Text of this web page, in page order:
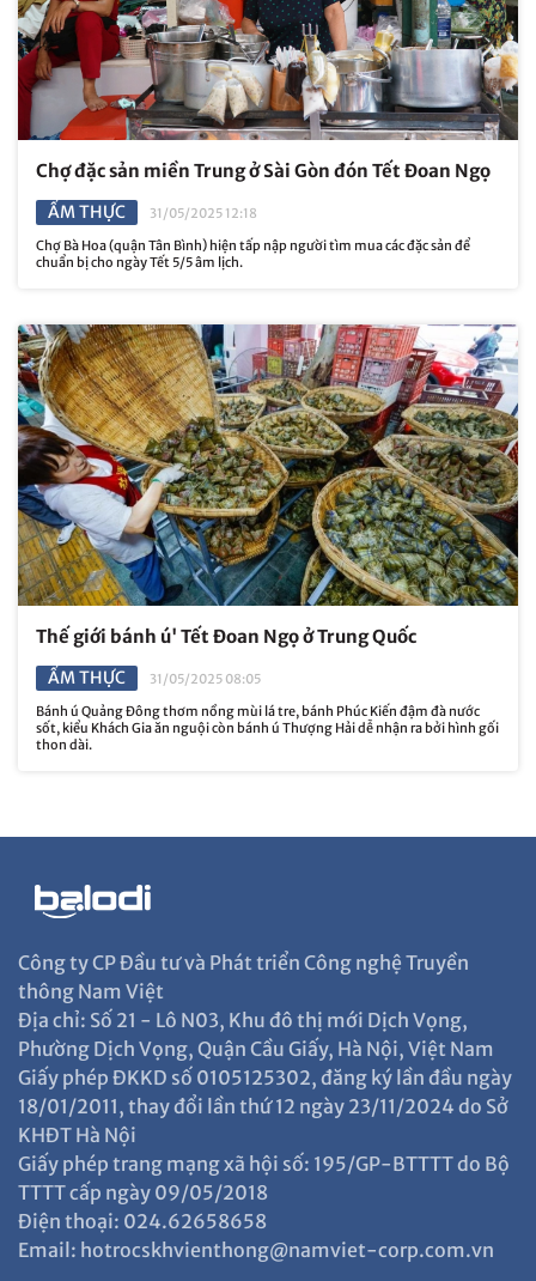
Chợ đặc sản miền Trung ở Sài Gòn đón Tết Đoan Ngọ
ẨM THỰC
31/05/2025 12:18
Chợ Bà Hoa (quận Tân Bình) hiện tấp nập người tìm mua các đặc sản để
chuẩn bị cho ngày Tết 5/5 âm lịch.
Thế giới bánh ú' Tết Đoan Ngọ ở Trung Quốc
ẨM THỰC
31/05/2025 08:05
Bánh ú Quảng Đông thơm nồng mùi lá tre, bánh Phúc Kiến đậm đà nước
sốt, kiểu Khách Gia ăn nguội còn bánh ú Thượng Hải dễ nhận ra bởi hình gối
thon dài.
Công ty CP Đầu tư và Phát triển Công nghệ Truyền
thông Nam Việt
Địa chỉ: Số 21 - Lô N03, Khu đô thị mới Dịch Vọng,
Phường Dịch Vọng, Quận Cầu Giấy, Hà Nội, Việt Nam
Giấy phép ĐKKD số 0105125302, đăng ký lần đầu ngày
18/01/2011, thay đổi lần thứ 12 ngày 23/11/2024 do Sở
KHĐT Hà Nội
Giấy phép trang mạng xã hội số: 195/GP-BTTTT do Bộ
TTTT cấp ngày 09/05/2018
Điện thoại: 024.62658658
Email: hotrocskhvienthong@namviet-corp.com.vn